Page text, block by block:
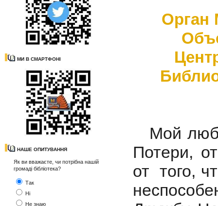
МИ В СМАРТФОНІ
НАШЕ ОПИТУВАННЯ
Як ви вважаєте, чи потрібна нашій
громаді бібліотека?
Так
Ні
Не знаю
Орган
Мой
Потери,
от того,